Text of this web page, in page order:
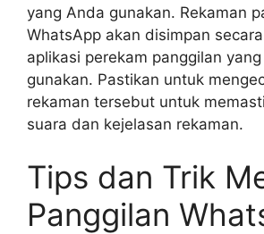
yang Anda gunakan. Rekaman
WhatsApp akan disimpan
aplikasi perekam panggilan
gunakan. Pastikan untuk
rekaman tersebut untuk
suara dan kejelasan rekaman.
Tips dan Trik
Panggilan